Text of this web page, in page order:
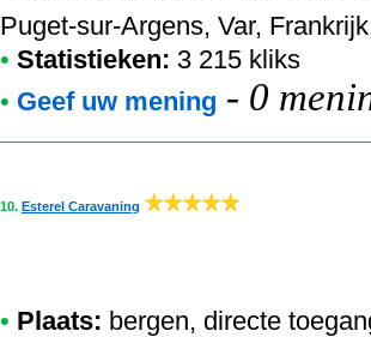
Puget-sur-Argens, Var,
• Statistieken: 3 215 kliks
• Geef uw mening - 0
10. Esterel Caravaning
• Plaats: bergen, directe